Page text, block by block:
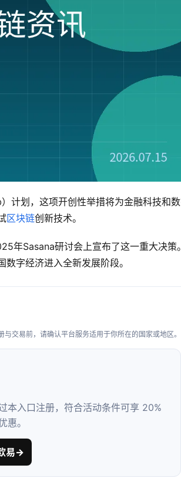
计划，这项开创性举措将为金融科技和
区块链创新技术。
年Sasana研讨会上宣布了这一重大决策
字经济进入全新发展阶段。
与交易前，请确认平台服务适用于你所在的国家或地区。
本入口注册，符合活动条件可享 20%
惠。
易→